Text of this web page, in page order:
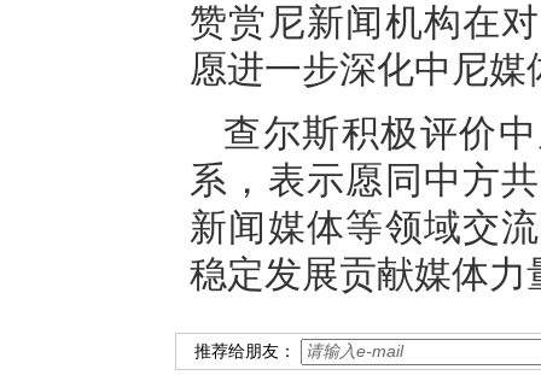
赞赏尼新闻机构在
愿进一步深化中尼
查尔斯积极评价
系，表示愿同中方
新闻媒体等领域交
稳定发展贡献媒体力
推荐给朋友：